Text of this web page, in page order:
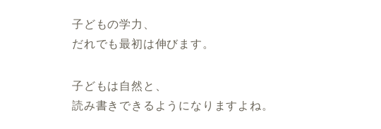
子どもの学力、
だれでも最初は伸びます。
子どもは自然と、
読み書きできるようになりますよね。